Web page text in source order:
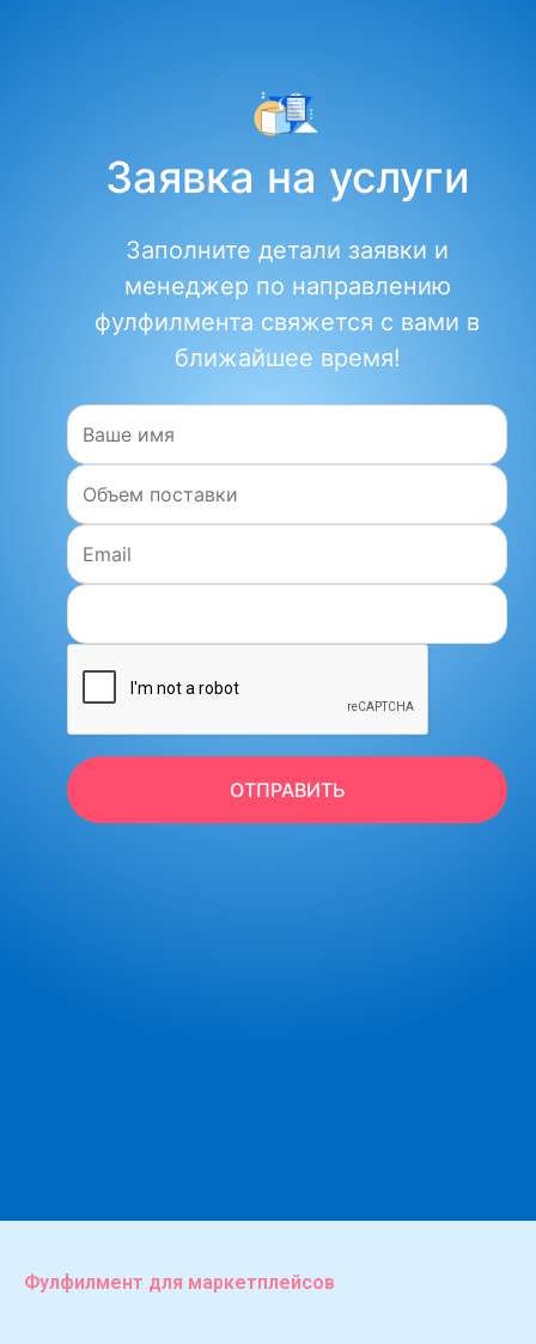
Заявка на услуги
Заполните детали заявки и
менеджер по направлению
фулфилмента свяжется с вами в
ближайшее время!
Имя:
Объем поставки:
Email:
ОТПРАВИТЬ
Фулфилмент для маркетплейсов